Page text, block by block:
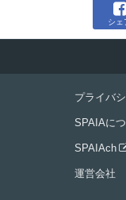

シェ
プライバ
SPAIAに
SPAIAch
運営会社